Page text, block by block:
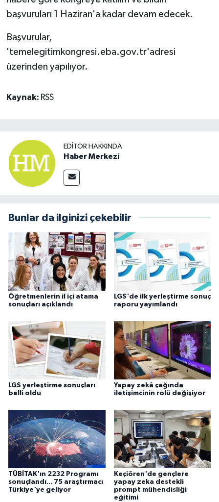
başvuruları 1 Haziran'a kadar devam edecek.
Başvurular,
'temelegitimkongresi.eba.gov.tr'adresi
üzerinden yapılıyor.
Kaynak: RSS
EDITÖR HAKKINDA
Haber Merkezi
Bunlar da ilginizi çekebilir
Öğretmenlerin il içi atama
sonuçları açıklandı
LGS'de ilk yerleştirme sonuç
raporu yayımlandı
LGS yerleştirme sonuçları
belli oldu
Yapay zekâ çağında
iletişimcinin rolü değişiyor
TÜBİTAK'ın 2232 Programı
sonuçlandı... 75 araştırmacı
Türkiye'ye geliyor
Keçiören'de gençlere
yapay zeka destekli
prompt mühendisliği
eğitimi